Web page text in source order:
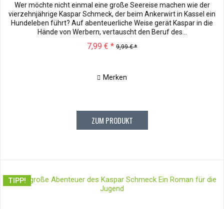
Wer möchte nicht einmal eine große Seereise machen wie der
vierzehnjährige Kaspar Schmeck, der beim Ankerwirt in Kassel ein
Hundeleben führt? Auf abenteuerliche Weise gerät Kaspar in die
Hände von Werbern, vertauscht den Beruf des...
7,99 € * 9,99 € *
Merken
ZUM PRODUKT
TIPP!